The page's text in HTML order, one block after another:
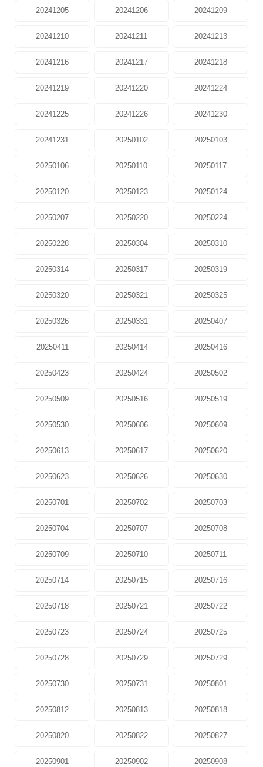
20241205 20241206 20241209
20241210 20241211 20241213
20241216 20241217 20241218
20241219 20241220 20241224
20241225 20241226 20241230
20241231 20250102 20250103
20250106 20250110 20250117
20250120 20250123 20250124
20250207 20250220 20250224
20250228 20250304 20250310
20250314 20250317 20250319
20250320 20250321 20250325
20250326 20250331 20250407
20250411 20250414 20250416
20250423 20250424 20250502
20250509 20250516 20250519
20250530 20250606 20250609
20250613 20250617 20250620
20250623 20250626 20250630
20250701 20250702 20250703
20250704 20250707 20250708
20250709 20250710 20250711
20250714 20250715 20250716
20250718 20250721 20250722
20250723 20250724 20250725
20250728 20250729 20250729
20250730 20250731 20250801
20250812 20250813 20250818
20250820 20250822 20250827
20250901 20250902 20250908